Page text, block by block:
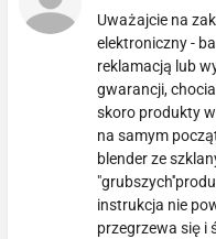
Uważajcie na
elektroniczny -
reklamacją lub
gwarancji,
skoro produkty
na samym
blender ze
instrukcja nie
przegrzewa się i